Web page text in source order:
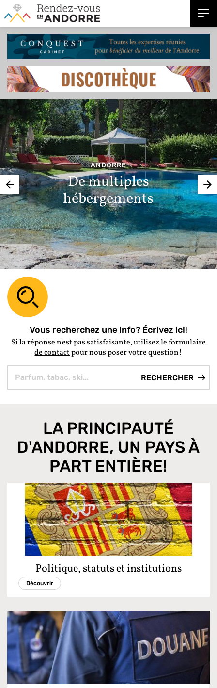
ANDORRE
De multiples
hébergements
Vous recherchez une info? Écrivez ici!
Si la réponse n'est pas satisfaisante, utilisez leformulaire
de contactpour nous poser votre question!
LA PRINCIPAUTÉ
D'ANDORRE, UN PAYS À
PART ENTIÈRE!
Politique, statuts et institutions
Découvrir